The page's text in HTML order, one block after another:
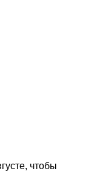
чтобы